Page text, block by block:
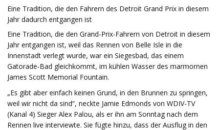
Eine Tradition, die den Fahrern des Detroit Grand Prix in diesem
Jahr dadurch entgangen ist
Eine Tradition, die den Grand-Prix-Fahrern von Detroit in diesem
Jahr entgangen ist, weil das Rennen von Belle Isle in die
Innenstadt verlegt wurde, war ein Siegesbad, das einem
Gatorade-Bad gleichkommt, im kühlen Wasser des marmornen
James Scott Memorial Fountain.
„Es gibt aber einfach keinen Grund, in den Brunnen zu springen,
weil wir nicht da sind“, neckte Jamie Edmonds von WDIV-TV
(Kanal 4) Sieger Alex Palou, als er ihn am Sonntag nach dem
Rennen live interviewte. Sie fügte hinzu, dass der Ausflug in den